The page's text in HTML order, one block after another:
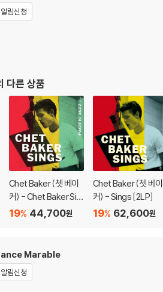
림신청
다른 상품
Chet Baker (쳇 베이
커) - Chet Baker Sin
gs
44,700원
19%
Chet Baker (쳇 베이
커) - Sings [2LP]
62,600원
19%
Marable
림신청